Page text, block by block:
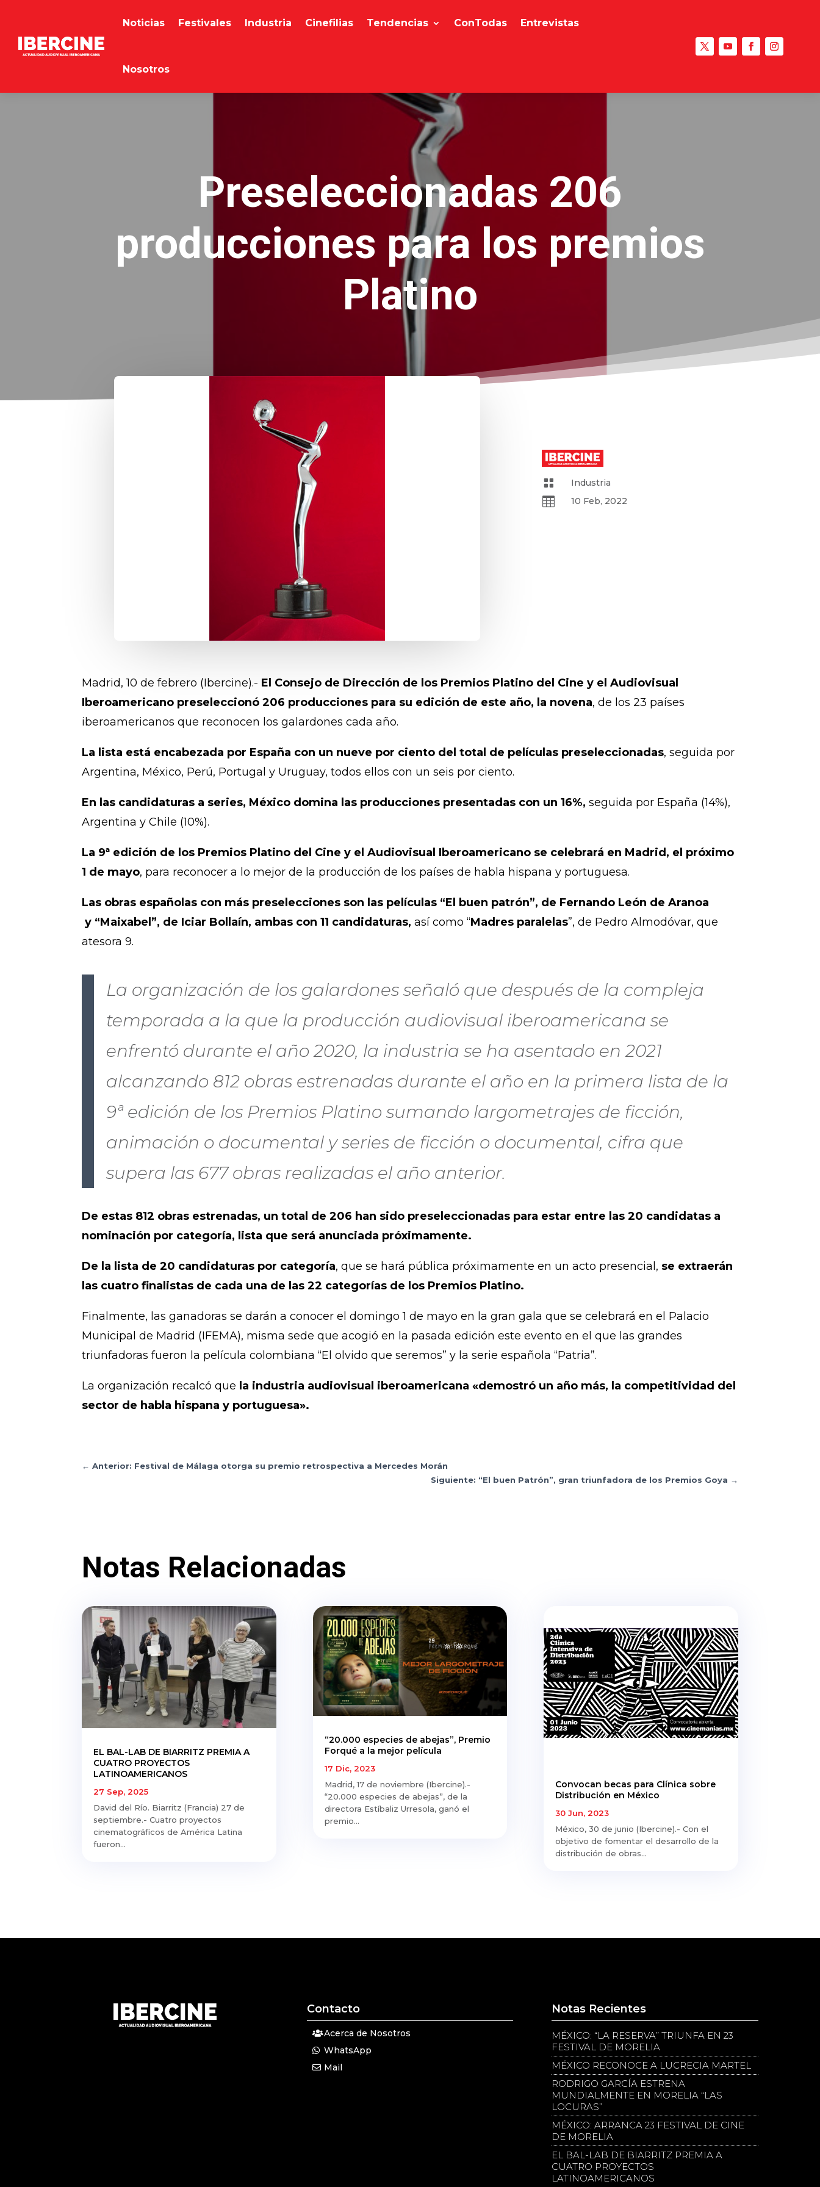
Noticias Festivales Industria Cinefilias Tendencias ConTodas Entrevistas
Nosotros
Preseleccionadas 206
producciones para los premios
Platino
 Industria
 10 Feb, 2022
Madrid, 10 de febrero (Ibercine).- El Consejo de Dirección de los Premios Platino del Cine y el Audiovisual
Iberoamericano preseleccionó 206 producciones para su edición de este año, la novena, de los 23 países
iberoamericanos que reconocen los galardones cada año.
La lista está encabezada por España con un nueve por ciento del total de películas preseleccionadas, seguida por
Argentina, México, Perú, Portugal y Uruguay, todos ellos con un seis por ciento.
En las candidaturas a series, México domina las producciones presentadas con un 16%, seguida por España (14%),
Argentina y Chile (10%).
La 9ª edición de los Premios Platino del Cine y el Audiovisual Iberoamericano se celebrará en Madrid, el próximo
1 de mayo, para reconocer a lo mejor de la producción de los países de habla hispana y portuguesa.
Las obras españolas con más preselecciones son las películas “El buen patrón”, de Fernando León de Aranoa
y “Maixabel”, de Iciar Bollaín, ambas con 11 candidaturas, así como “Madres paralelas”, de Pedro Almodóvar, que
atesora 9.
La organización de los galardones señaló que después de la compleja
temporada a la que la producción audiovisual iberoamericana se
enfrentó durante el año 2020, la industria se ha asentado en 2021
alcanzando 812 obras estrenadas durante el año en la primera lista de la
9ª edición de los Premios Platino sumando largometrajes de ficción,
animación o documental y series de ficción o documental, cifra que
supera las 677 obras realizadas el año anterior.
De estas 812 obras estrenadas, un total de 206 han sido preseleccionadas para estar entre las 20 candidatas a
nominación por categoría, lista que será anunciada próximamente.
De la lista de 20 candidaturas por categoría, que se hará pública próximamente en un acto presencial, se extraerán
las cuatro finalistas de cada una de las 22 categorías de los Premios Platino.
Finalmente, las ganadoras se darán a conocer el domingo 1 de mayo en la gran gala que se celebrará en el Palacio
Municipal de Madrid (IFEMA), misma sede que acogió en la pasada edición este evento en el que las grandes
triunfadoras fueron la película colombiana “El olvido que seremos” y la serie española “Patria”.
La organización recalcó que la industria audiovisual iberoamericana «demostró un año más, la competitividad del
sector de habla hispana y portuguesa».
←Anterior: Festival de Málaga otorga su premio retrospectiva a Mercedes Morán
Siguiente: “El buen Patrón”, gran triunfadora de los Premios Goya →
Notas Relacionadas
EL BAL-LAB DE BIARRITZ PREMIA A
CUATRO PROYECTOS
LATINOAMERICANOS
27 Sep, 2025
David del Río. Biarritz (Francia) 27 de
septiembre.- Cuatro proyectos
cinematográficos de América Latina
fueron...
“20.000 especies de abejas”, Premio
Forqué a la mejor película
17 Dic, 2023
Madrid, 17 de noviembre (Ibercine).-
“20.000 especies de abejas”, de la
directora Estíbaliz Urresola, ganó el
premio...
Convocan becas para Clínica sobre
Distribución en México
30 Jun, 2023
México, 30 de junio (Ibercine).- Con el
objetivo de fomentar el desarrollo de la
distribución de obras...
Contacto
Acerca de Nosotros
WhatsApp
Mail
Notas Recientes
MÉXICO: “LA RESERVA” TRIUNFA EN 23
FESTIVAL DE MORELIA
MÉXICO RECONOCE A LUCRECIA MARTEL
RODRIGO GARCÍA ESTRENA
MUNDIALMENTE EN MORELIA “LAS
LOCURAS”
MÉXICO: ARRANCA 23 FESTIVAL DE CINE
DE MORELIA
EL BAL-LAB DE BIARRITZ PREMIA A
CUATRO PROYECTOS
LATINOAMERICANOS